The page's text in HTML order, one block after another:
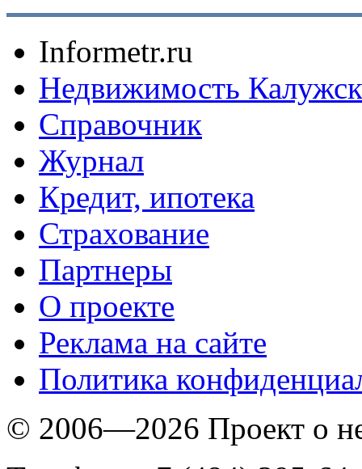
Informetr.ru
Недвижимость
Справочник
Журнал
Кредит, ипотека
Страхование
Партнеры
O проекте
Реклама на сайте
Политика
© 2006—2026 Проект о